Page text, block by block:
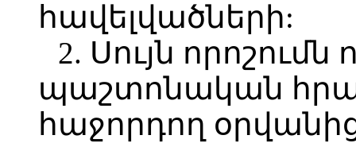
հավելվածների:
2. Սույն որոշումն
պաշտոնական
հաջորդող